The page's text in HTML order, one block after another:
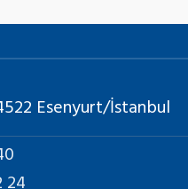
Esenyurt/İstanbul
24